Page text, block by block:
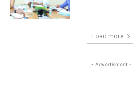
Load more
- Advertisment -